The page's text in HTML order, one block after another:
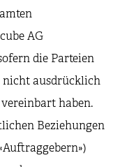
AG
die Parteien
nicht ausdrücklich
haben.
Beziehungen